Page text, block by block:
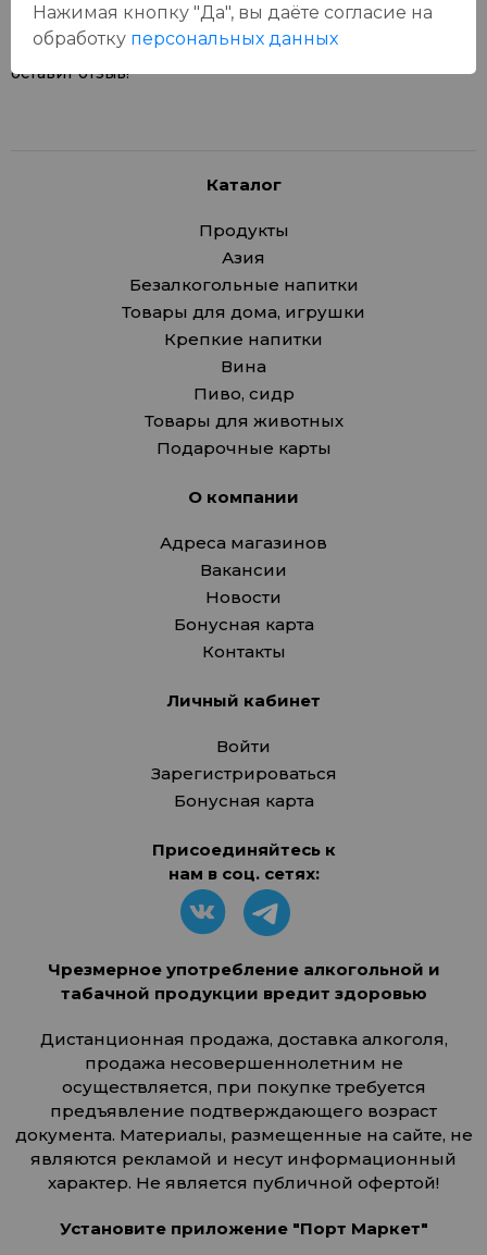
У данного товара еще нет отзывов, будьте первым, кто
оставит отзыв!
Каталог
Продукты
Азия
Безалкогольные напитки
Товары для дома, игрушки
Крепкие напитки
Вина
Пиво, сидр
Товары для животных
Подарочные карты
О компании
Адреса магазинов
Вакансии
Новости
Бонусная карта
Контакты
Личный кабинет
Войти
Зарегистрироваться
Бонусная карта
Присоединяйтесь к
нам в соц. сетях:
Чрезмерное употребление алкогольной и
табачной продукции вредит здоровью
Дистанционная продажа, доставка алкоголя,
продажа несовершеннолетним не
осуществляется, при покупке требуется
предъявление подтверждающего возраст
документа. Материалы, размещенные на сайте, не
являются рекламой и несут информационный
характер. Не является публичной офертой!
Установите приложение "Порт Маркет"
Нажимая кнопку "Да", вы даёте cогласие на
обработку персональных данных